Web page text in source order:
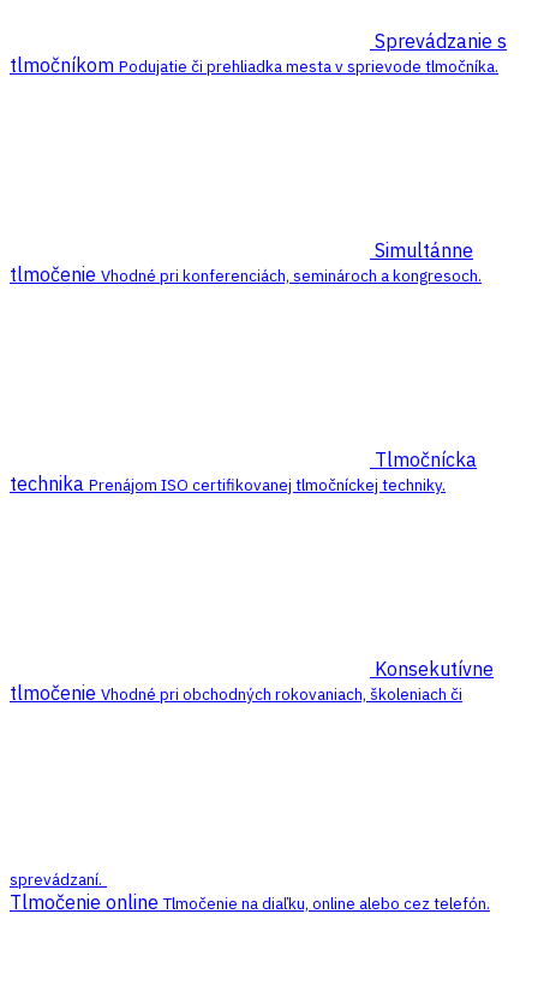
Sprevádzanie s
tlmočníkom Podujatie či prehliadka mesta v sprievode tlmočníka.
Simultánne
tlmočenie Vhodné pri konferenciách, seminároch a kongresoch.
Tlmočnícka
technika Prenájom ISO certifikovanej tlmočníckej techniky.
Konsekutívne
tlmočenie Vhodné pri obchodných rokovaniach, školeniach či
sprevádzaní.
Tlmočenie onlineTlmočenie na diaľku, online alebo cez telefón.